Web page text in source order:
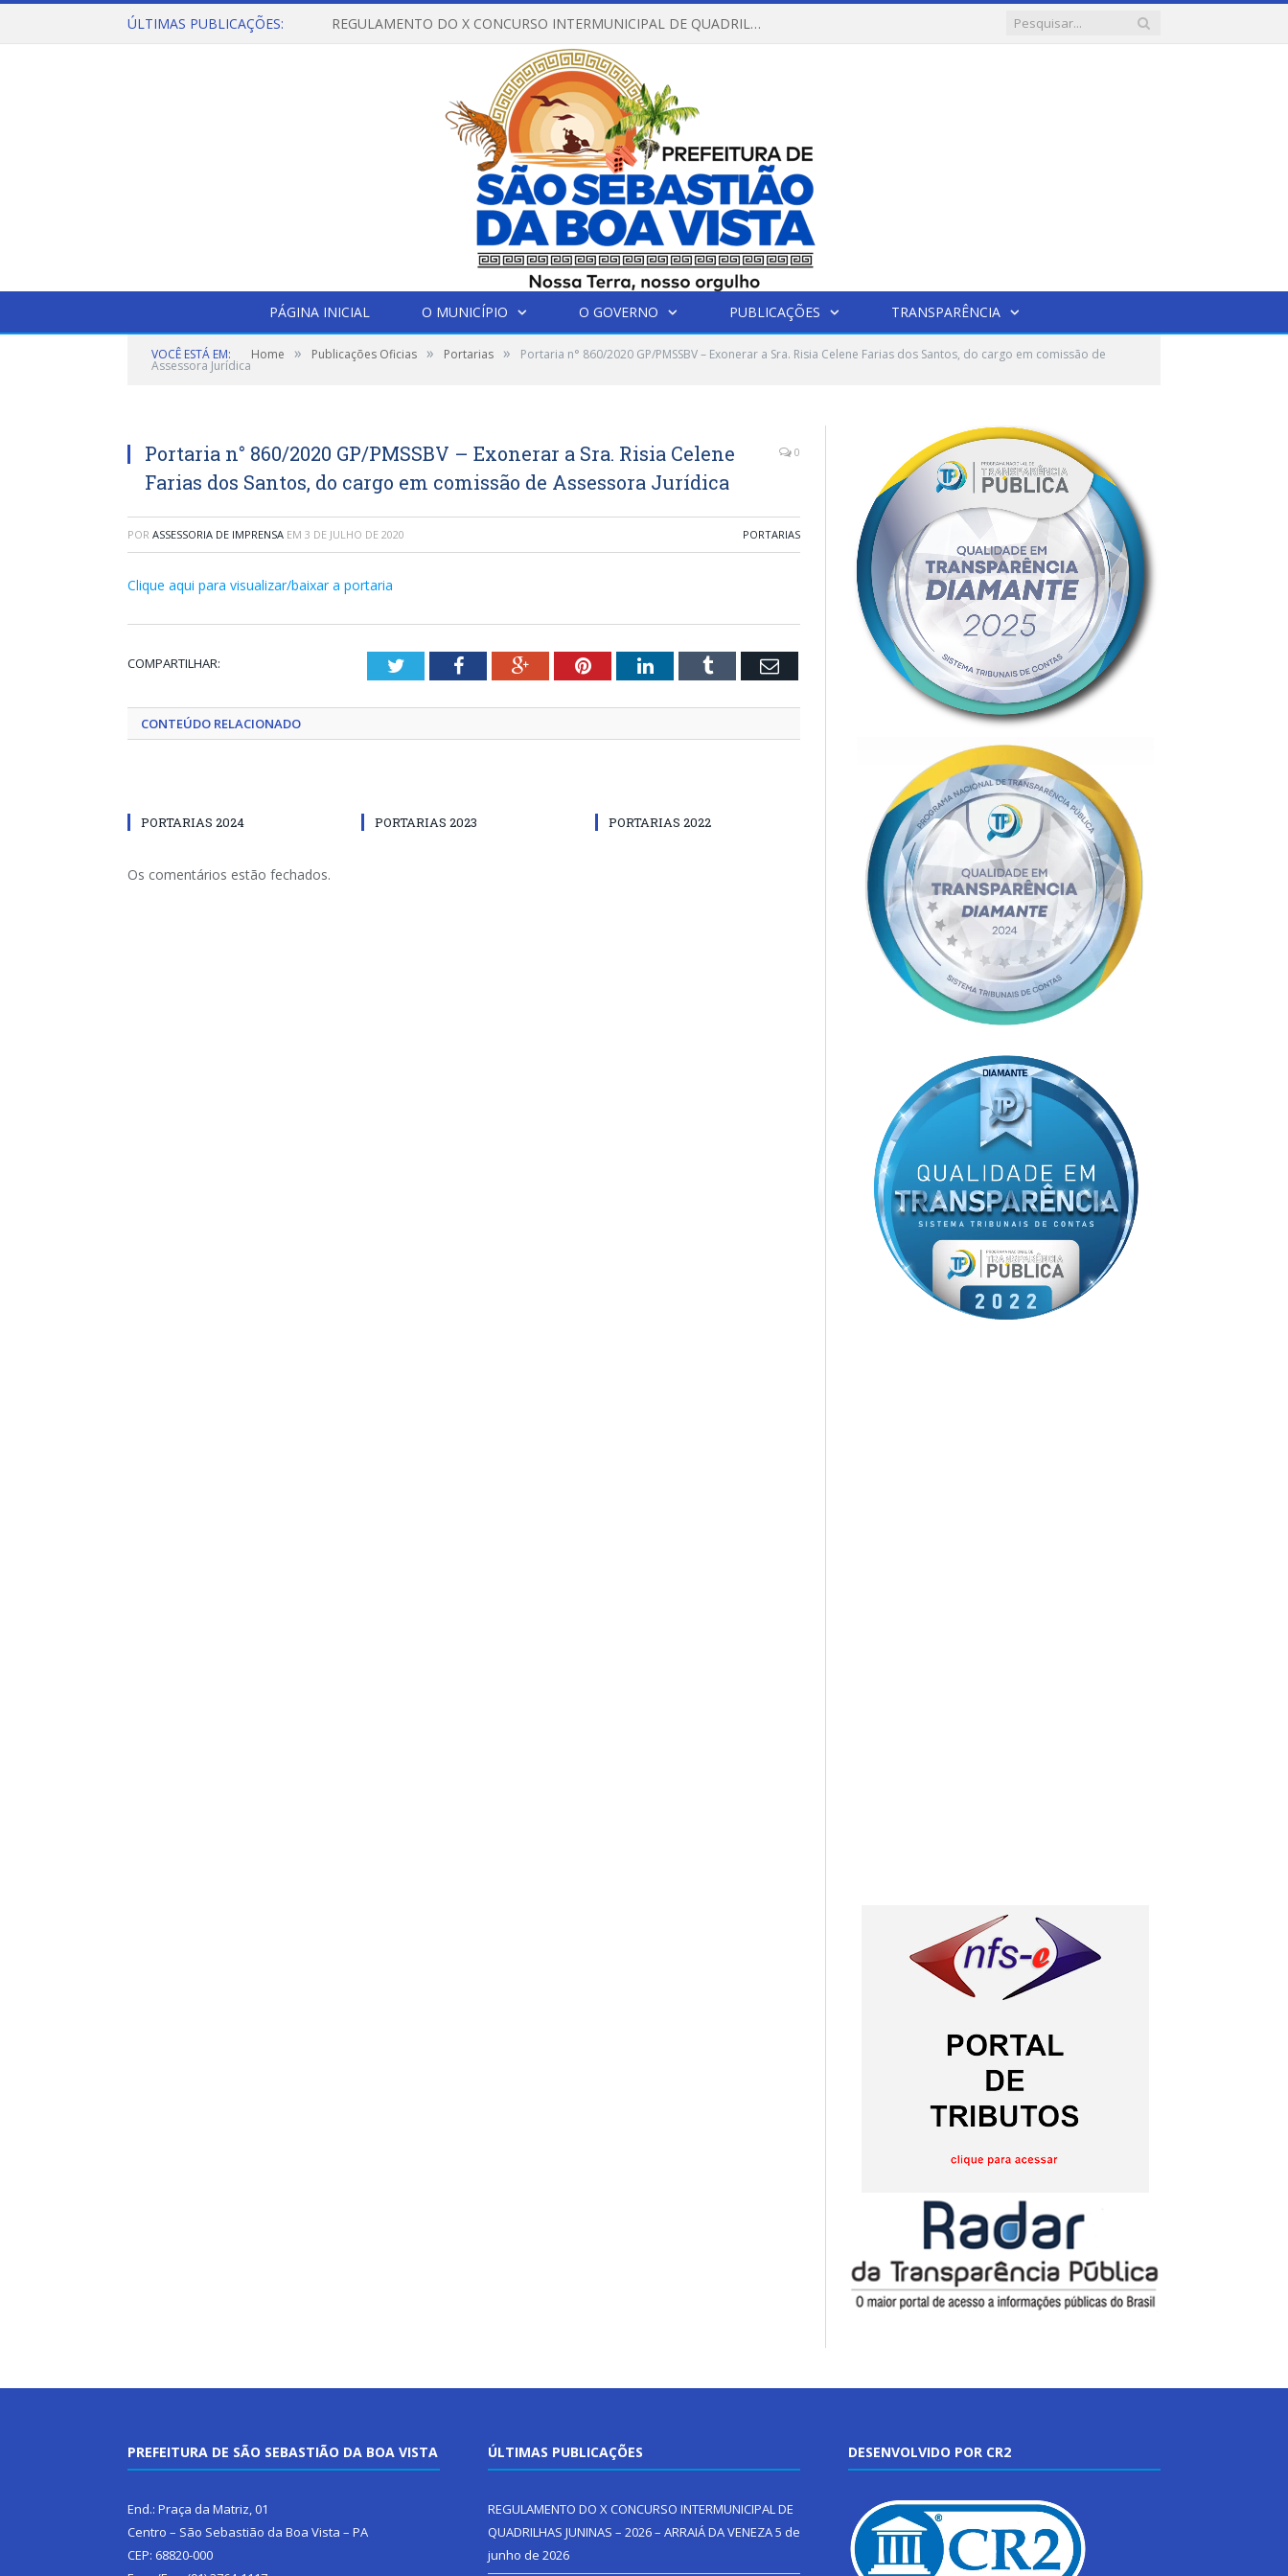
ÚLTIMAS PUBLICAÇÕES: REGULAMENTO DO X CONCURSO INTERMUNICIPAL DE QUADRILHAS JUNINAS – 2026 – ARRAIÁ DA VENEZA
PÁGINA INICIAL O MUNICÍPIO O GOVERNO PUBLICAÇÕES TRANSPARÊNCIA
VOCÊ ESTÁ EM: Home » Publicações Oficias » Portarias » Portaria n° 860/2020 GP/PMSSBV – Exonerar a Sra. Risia Celene Farias dos Santos, do cargo em comissão de
Assessora Jurídica
Portaria n° 860/2020 GP/PMSSBV – Exonerar a Sra. Risia Celene
Farias dos Santos, do cargo em comissão de Assessora Jurídica
0
POR ASSESSORIA DE IMPRENSA EM 3 DE JULHO DE 2020 PORTARIAS
Clique aqui para visualizar/baixar a portaria
COMPARTILHAR: TwitterFacebookGoogle+PinterestLinkedInTumblr Email
CONTEÚDO RELACIONADO
PORTARIAS 2024 PORTARIAS 2023 PORTARIAS 2022
Os comentários estão fechados.
PREFEITURA DE SÃO SEBASTIÃO DA BOA VISTA
End.: Praça da Matriz, 01
Centro – São Sebastião da Boa Vista – PA
CEP: 68820-000
ÚLTIMAS PUBLICAÇÕES
REGULAMENTO DO X CONCURSO INTERMUNICIPAL DE
QUADRILHAS JUNINAS – 2026 – ARRAIÁ DA VENEZA5 de
junho de 2026
DESENVOLVIDO POR CR2